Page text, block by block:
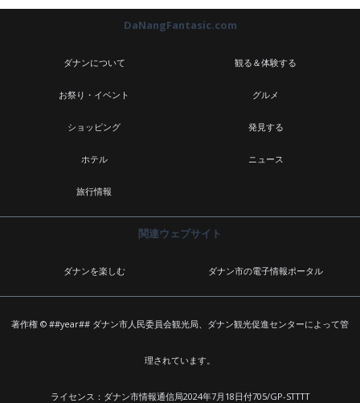
DaNangFantasic.com
ダナンについて 観る＆体験する
お祭り・イベント グルメ
ショッピング 発見する
ホテル ニュース
旅行情報
関連ウェブサイト
ダナンを楽しむ ダナン市の電子情報ポータル
著作権 © ##year## ダナン市人民委員会観光局、ダナン観光促進センターによって管
理されています。
ライセンス：ダナン市情報通信局2024年7月18日付705/GP-STTTT